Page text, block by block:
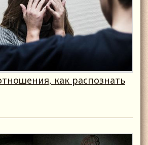
как распознать